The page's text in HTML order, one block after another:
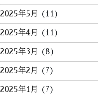
2025年5月 (11)
2025年4月 (11)
2025年3月 (8)
2025年2月 (7)
2025年1月 (7)